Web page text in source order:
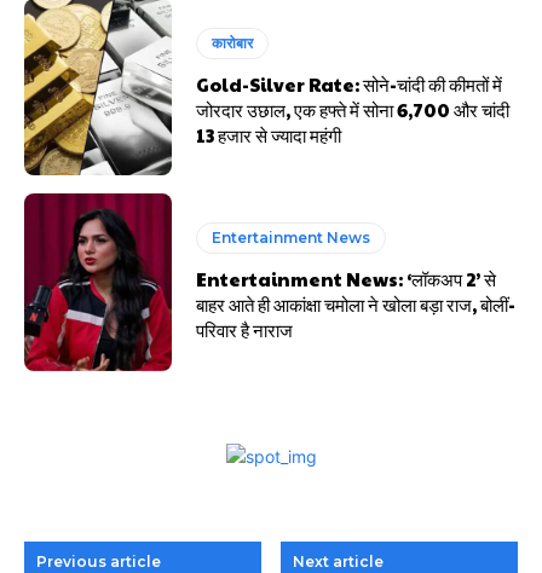
कारोबार
Gold-Silver Rate: सोने-चांदी की कीमतों में
जोरदार उछाल, एक हफ्ते में सोना ₹6,700 और चांदी
₹13 हजार से ज्यादा महंगी
Entertainment News
Entertainment News: ‘लॉकअप 2’ से
बाहर आते ही आकांक्षा चमोला ने खोला बड़ा राज, बोलीं-
परिवार है नाराज
Previous article Next article